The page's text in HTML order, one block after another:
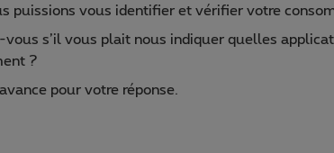
puissions vous identifier et vérifier votre
vous s’il vous plait nous indiquer quelles
?
pour votre réponse.